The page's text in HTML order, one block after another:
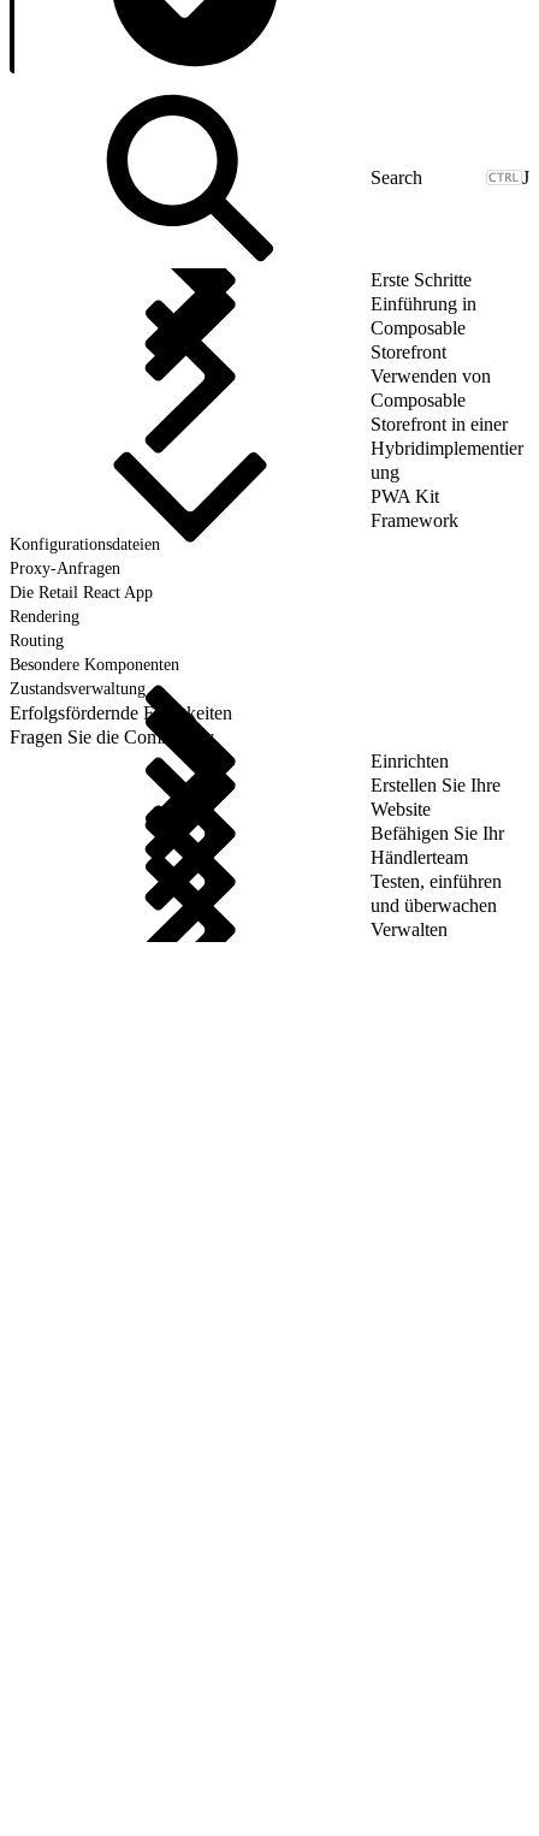
J
Erste Schritte
Einführung in
Composable
Storefront
Verwenden von
Composable
Storefront in einer
Hybridimplementier
ung
PWA Kit
Framework
Konfigurationsdateien
Proxy-Anfragen
Die Retail React App
Rendering
Routing
Besondere Komponenten
Zustandsverwaltung
Erfolgsfördernde Fähigkeiten
Fragen Sie die Community
Einrichten
Erstellen Sie Ihre
Website
Befähigen Sie Ihr
Händlerteam
Testen, einführen
und überwachen
Verwalten